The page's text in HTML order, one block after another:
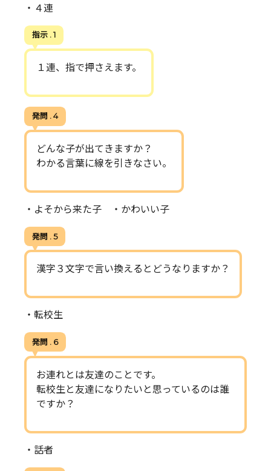
・４連
指示 . 1
１連、指で押さえます。
発問 . 4
どんな子が出てきますか？
わかる言葉に線を引きなさい。
・よそから来た子 ・かわいい子
発問 . 5
漢字３文字で言い換えるとどうなりますか？
・転校生
発問 . 6
お連れとは友達のことです。
転校生と友達になりたいと思っているのは誰
ですか？
・話者